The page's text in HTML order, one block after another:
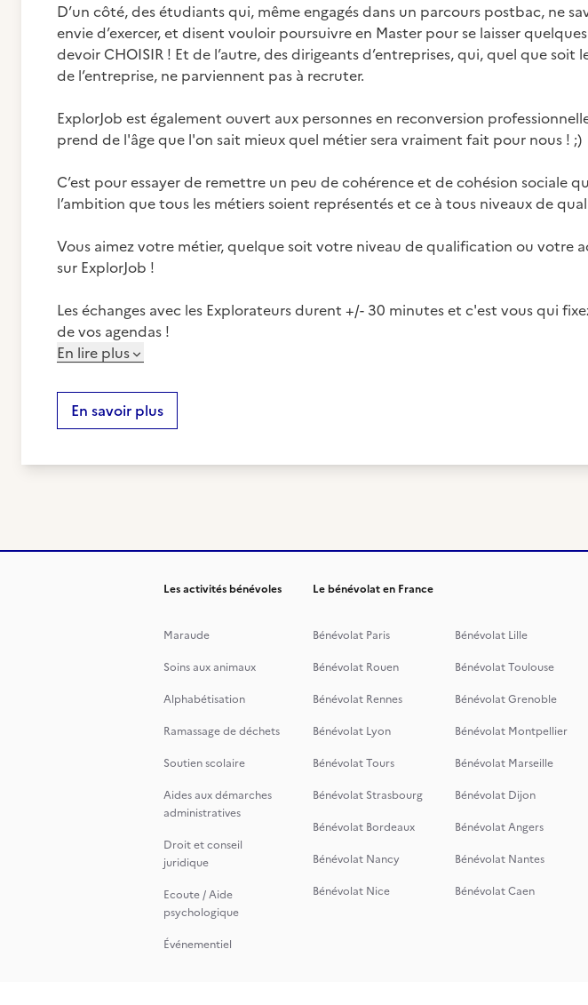
D’un côté, des étudiants qui, même engagés dans un parcours postbac, ne
envie d’exercer, et disent vouloir poursuivre en Master pour se laisser
devoir CHOISIR ! Et de l’autre, des dirigeants d’entreprises, qui, quel que soit
de l’entreprise, ne parviennent pas à recruter.
ExplorJob est également ouvert aux personnes en reconversion
prend de l'âge que l'on sait mieux quel métier sera vraiment fait pour nous ! ;)
C’est pour essayer de remettre un peu de cohérence et de cohésion sociale
l’ambition que tous les métiers soient représentés et ce à tous niveaux de
Vous aimez votre métier, quelque soit votre niveau de qualification ou votre
sur ExplorJob !
Les échanges avec les Explorateurs durent +/- 30 minutes et c'est vous qui
de vos agendas !
En lire plus
En savoir plus
Les activités bénévoles
Maraude
Soins aux animaux
Alphabétisation
Ramassage de déchets
Soutien scolaire
Aides aux démarches
administratives
Droit et conseil
juridique
Ecoute / Aide
psychologique
Événementiel
Le bénévolat en France
Bénévolat Paris
Bénévolat Lille
Bénévolat Rouen
Bénévolat Toulouse
Bénévolat Rennes
Bénévolat Grenoble
Bénévolat Lyon
Bénévolat Montpellier
Bénévolat Tours
Bénévolat Marseille
Bénévolat Strasbourg
Bénévolat Dijon
Bénévolat Bordeaux
Bénévolat Angers
Bénévolat Nancy
Bénévolat Nantes
Bénévolat Nice
Bénévolat Caen